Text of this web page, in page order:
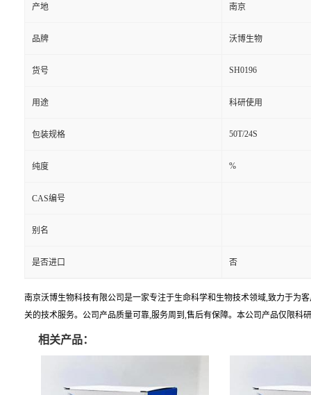
产地 南京
品牌 沃博生物
货号 SH0196
用途 科研使用
包装规格 50T/24S
纯度 %
CAS编号
别名
是否进口 否
南京沃博生物科技有限公司是一家专注于生命科学和生物技术领域,致力于为
关的技术服务。公司产品质量可靠,服务周到,售后有保障。本公司产品仅限科
相关产品：